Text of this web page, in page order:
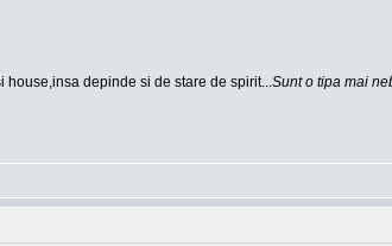
depinde si de stare de spirit...Sunt o tipa mai